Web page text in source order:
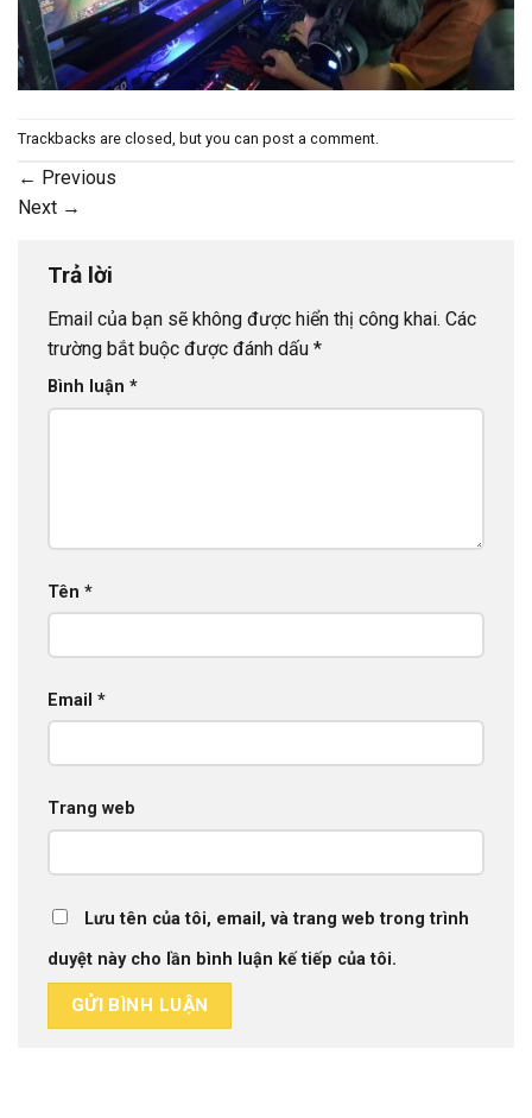
Trackbacks are closed, but you can post a comment.
← Previous
Next →
Trả lời
Email của bạn sẽ không được hiển thị công khai. Các
trường bắt buộc được đánh dấu *
Bình luận *
Tên *
Email *
Trang web
Lưu tên của tôi, email, và trang web trong trình
duyệt này cho lần bình luận kế tiếp của tôi.